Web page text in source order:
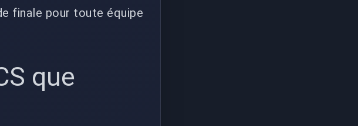
finale pour toute équipe
que